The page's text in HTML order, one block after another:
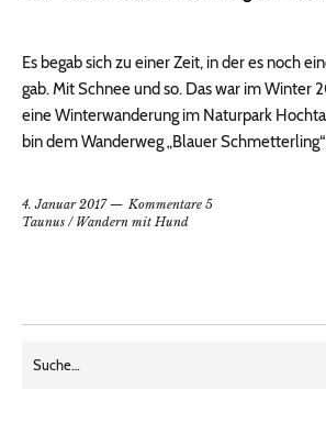
Es begab sich zu einer Zeit, in der es noch
gab. Mit Schnee und so. Das war im Winter
eine Winterwanderung im Naturpark
bin dem Wanderweg „Blauer
4. Januar 2017
Kommentare 5
Taunus / Wandern mit Hund